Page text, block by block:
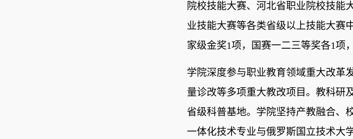
院校技能大赛、 河北省职业院校技能
业技能大赛等各类省级以上技能大赛
家级金奖1项， 国赛一二三等奖各1项
学院深度参与职业教育领域重大改革
量诊改等多项重大教改项目。教科研
省级科普基地。学院坚持产教融合、
一体化技术专业与俄罗斯国立技术大